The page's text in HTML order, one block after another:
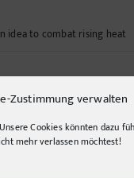
Zustimmung verwalten
Cookies könnten dazu
mehr verlassen möchtest!
idea to combat rising heat
auf dem Acker nicht im